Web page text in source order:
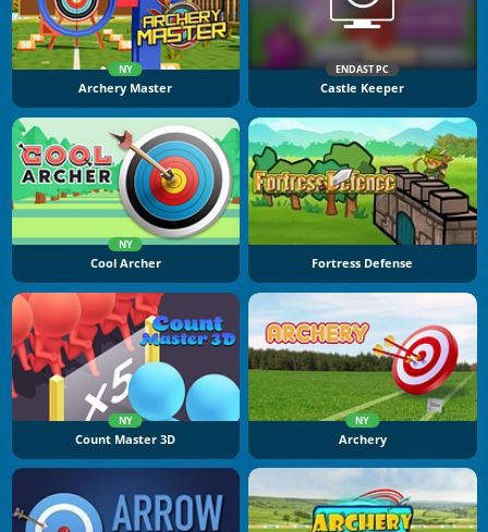
NY
Archery Master
ENDAST PC
Castle Keeper
NY
Cool Archer Fortress Defense
NY
Count Master 3D
NY
Archery